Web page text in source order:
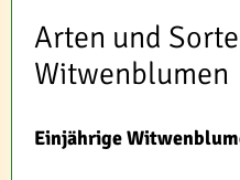
Arten und
Witwenblumen
Einjährige